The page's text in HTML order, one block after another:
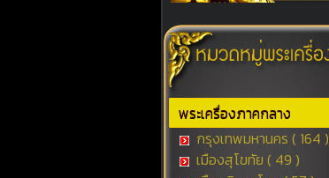
พระเครื่องภาคกลาง
กรุงเทพมหานคร ( 164 )
เมืองสุโขทัย ( 49 )